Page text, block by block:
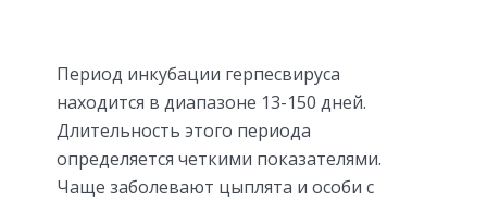
Период инкубации герпесвируса
находится в диапазоне 13-150 дней.
Длительность этого периода
определяется четкими показателями.
Чаще заболевают цыплята и особи с